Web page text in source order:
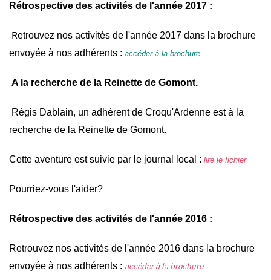
Rétrospective des activités de l'année 2017 :
Retrouvez nos activités de l'année 2017 dans la brochure
envoyée à nos adhérents : accéder à la brochure
A la recherche de la Reinette de Gomont.
Régis Dablain, un adhérent de Croqu'Ardenne est à la
recherche de la Reinette de Gomont.
Cette aventure est suivie par le journal local : lire le fichier
Pourriez-vous l'aider?
Rétrospective des activités de l'année 2016 :
Retrouvez nos activités de l'année 2016 dans la brochure
envoyée à nos adhérents : accéder à la brochure